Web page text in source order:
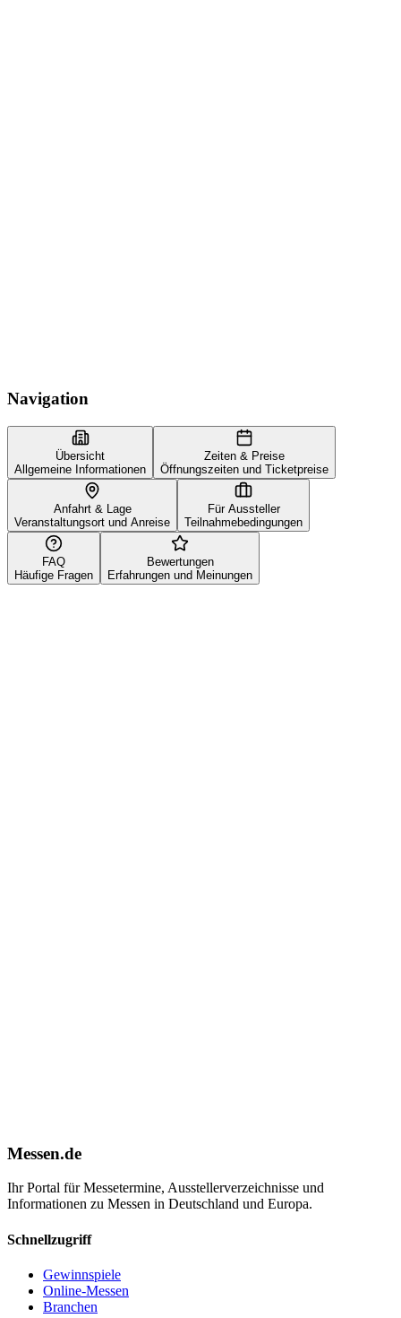
Navigation
Übersicht
Allgemeine Informationen
Zeiten & Preise
Öffnungszeiten und Ticketpreise
Anfahrt & Lage
Veranstaltungsort und Anreise
Für Aussteller
Teilnahmebedingungen
FAQ
Häufige Fragen
Bewertungen
Erfahrungen und Meinungen
Messen.de
Ihr Portal für Messetermine, Ausstellerverzeichnisse und
Informationen zu Messen in Deutschland und Europa.
Schnellzugriff
Gewinnspiele
Online-Messen
Branchen